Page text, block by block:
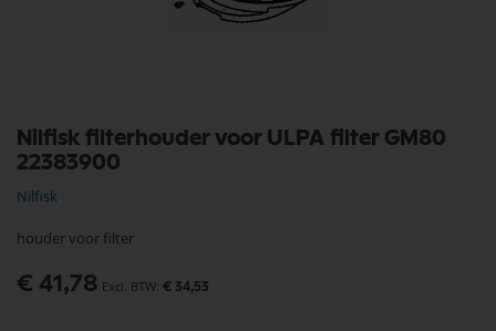
Nilfisk filterhouder voor ULPA filter GM80
22383900
Nilfisk
houder voor filter
€ 41,78 € 34,53
naar
het
van
afbeeldingen-